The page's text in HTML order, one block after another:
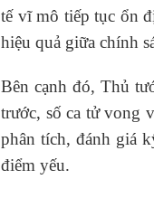
tế vĩ mô tiếp tục ổn
hiệu quả giữa chính
Bên cạnh đó, Thủ
trước, số ca tử vong
phân tích, đánh giá
điểm yếu.